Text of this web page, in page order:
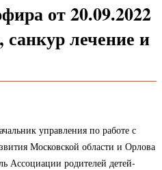
от 20.09.2022
лечение и
управления по работе с
Московской области и Орлова
Ассоциации родителей детей-